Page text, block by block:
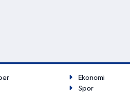
Ekonomi
Spor